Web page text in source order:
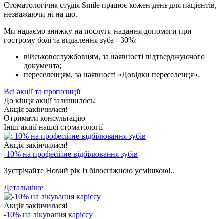
Стоматологічна студія Smile працює кожен день для пацієнтів,
незважаючи ні на що.
Ми надаємо знижку на послуги надання допомоги при
гострому болі та видалення зуба - 30%:
військовослужбовцям, за наявності підтверджуючого
документа;
переселенцям, за наявності «Довідки переселенця».
Всі акції та пропозиції
До кінця акції залишилось:
Акція закінчилася!
Отримати консультацію
Інші акції нашої стоматології
Акція закінчилася!
-10% на професійне відбілювання зубів
Зустрічайте Новий рік із білосніжною усмішкою!..
Детальніше
Акція закінчилася!
-10% на лікування карієсу